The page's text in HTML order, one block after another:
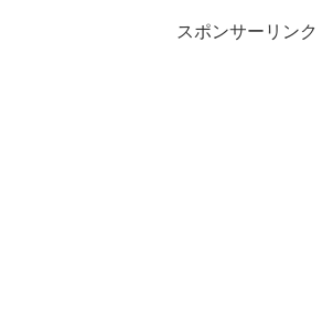
スポンサーリンク